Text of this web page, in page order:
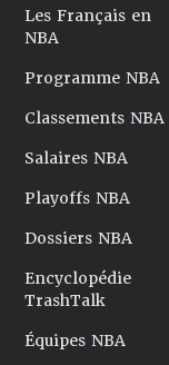
Les Français en
NBA
Programme NBA
Classements NBA
Salaires NBA
Playoffs NBA
Dossiers NBA
Encyclopédie
TrashTalk
Équipes NBA